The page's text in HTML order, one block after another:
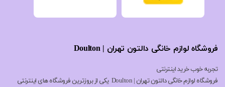
فروشگاه لوازم خانگی دالتون تهران | Doulton
تجربه خوب خرید اینترنتی
فروشگاه لوازم خانگی دالتون تهران | Doulton یکی از بروزترین فروشگاه های اینترنتی